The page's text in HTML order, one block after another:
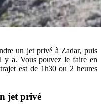
un jet privé à Zadar, puis
y a. Vous pouvez le faire en
est de 1h30 ou 2 heures
jet privé